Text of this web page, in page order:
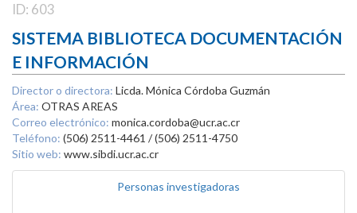
ID: 603
SISTEMA BIBLIOTECA DOCUMENTACIÓN
E INFORMACIÓN
Director o directora: Licda. Mónica Córdoba Guzmán
Área: OTRAS AREAS
Correo electrónico: monica.cordoba@ucr.ac.cr
Teléfono: (506) 2511-4461 / (506) 2511-4750
Sitio web: www.sibdi.ucr.ac.cr
Personas investigadoras